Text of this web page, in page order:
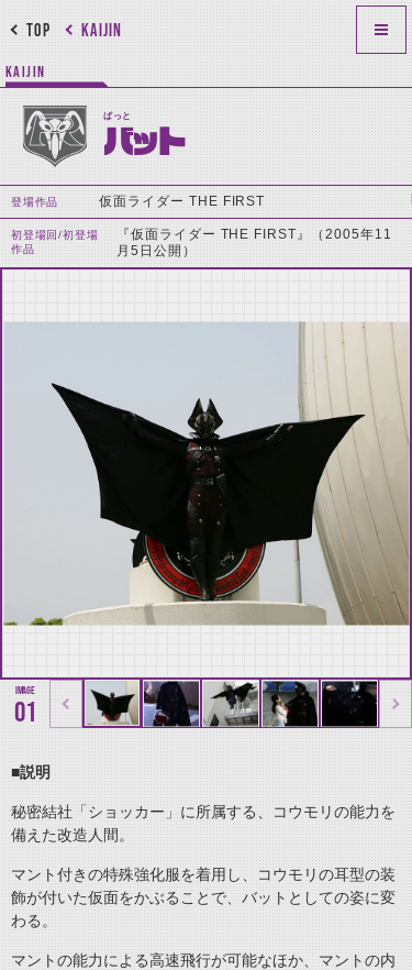
KAIJIN
TOP
KAIJIN
ばっと
バット
登場作品 仮面ライダー THE FIRST
初登場回/初登場
作品
『仮面ライダー THE FIRST』（2005年11
月5日公開）
01
■説明
秘密結社「ショッカー」に所属する、コウモリの能力を
備えた改造人間。
マント付きの特殊強化服を着用し、コウモリの耳型の装
飾が付いた仮面をかぶることで、バットとしての姿に変
わる。
マントの能力による高速飛行が可能なほか、マントの内